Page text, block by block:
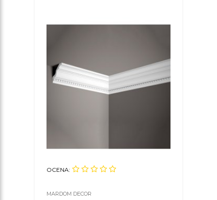
OCENA:
MARDOM DECOR